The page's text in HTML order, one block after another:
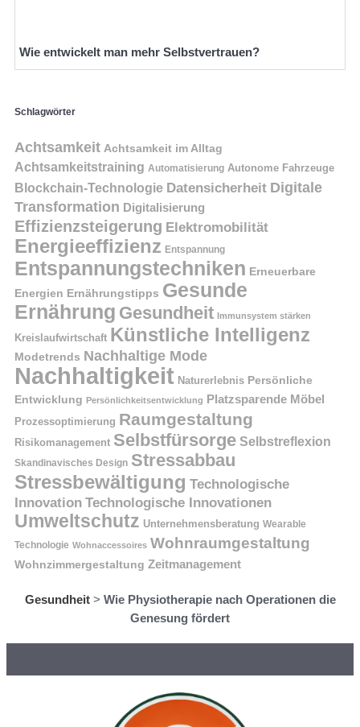
Wie entwickelt man mehr Selbstvertrauen?
Schlagwörter
Achtsamkeit Achtsamkeit im Alltag
Achtsamkeitstraining Automatisierung Autonome Fahrzeuge
Blockchain-Technologie Datensicherheit Digitale
Transformation Digitalisierung
Effizienzsteigerung Elektromobilität
Energieeffizienz Entspannung
Entspannungstechniken Erneuerbare
Energien Ernährungstipps Gesunde
Ernährung Gesundheit Immunsystem stärken
Kreislaufwirtschaft Künstliche Intelligenz
Modetrends Nachhaltige Mode
Nachhaltigkeit Naturerlebnis Persönliche
Entwicklung Persönlichkeitsentwicklung Platzsparende Möbel
Prozessoptimierung Raumgestaltung
Risikomanagement Selbstfürsorge Selbstreflexion
Skandinavisches Design Stressabbau
Stressbewältigung Technologische
Innovation Technologische Innovationen
Umweltschutz Unternehmensberatung Wearable
Technologie Wohnaccessoires Wohnraumgestaltung
Wohnzimmergestaltung Zeitmanagement
Gesundheit> Wie Physiotherapie nach Operationen die
Genesung fördert